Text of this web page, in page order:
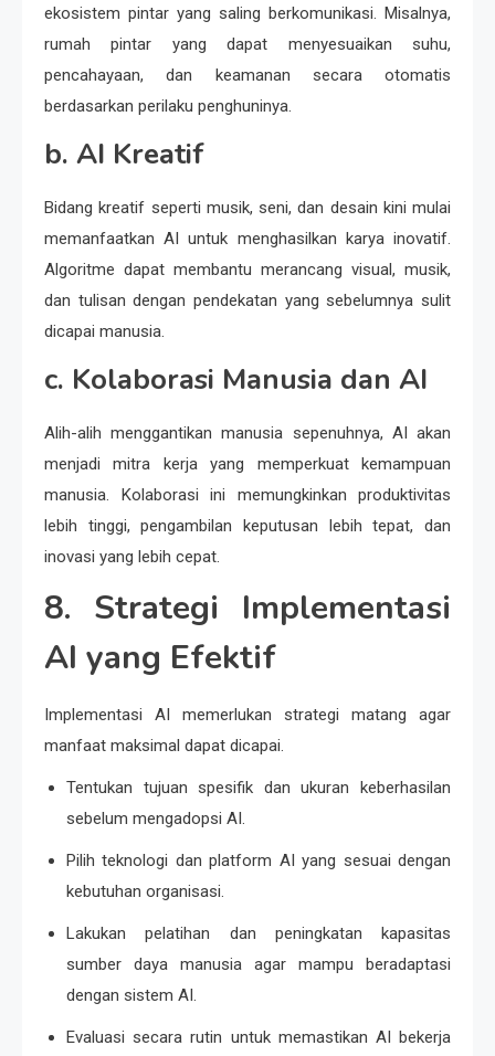
ekosistem pintar yang saling berkomunikasi. Misalnya,
rumah pintar yang dapat menyesuaikan suhu,
pencahayaan, dan keamanan secara otomatis
berdasarkan perilaku penghuninya.
b. AI Kreatif
Bidang kreatif seperti musik, seni, dan desain kini mulai
memanfaatkan AI untuk menghasilkan karya inovatif.
Algoritme dapat membantu merancang visual, musik,
dan tulisan dengan pendekatan yang sebelumnya sulit
dicapai manusia.
c. Kolaborasi Manusia dan AI
Alih-alih menggantikan manusia sepenuhnya, AI akan
menjadi mitra kerja yang memperkuat kemampuan
manusia. Kolaborasi ini memungkinkan produktivitas
lebih tinggi, pengambilan keputusan lebih tepat, dan
inovasi yang lebih cepat.
8. Strategi Implementasi
AI yang Efektif
Implementasi AI memerlukan strategi matang agar
manfaat maksimal dapat dicapai.
Tentukan tujuan spesifik dan ukuran keberhasilan
sebelum mengadopsi AI.
Pilih teknologi dan platform AI yang sesuai dengan
kebutuhan organisasi.
Lakukan pelatihan dan peningkatan kapasitas
sumber daya manusia agar mampu beradaptasi
dengan sistem AI.
Evaluasi secara rutin untuk memastikan AI bekerja